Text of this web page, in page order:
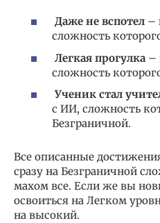
Даже не вспотел –
сложность
Легкая прогулка –
сложность
Ученик стал
с ИИ, сложность
Безграничной.
Все описанные
сразу на Безграничной
махом все. Если же вы
освоиться на Легком
на высокий.